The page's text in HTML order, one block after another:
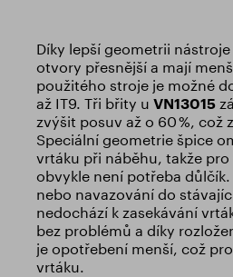
Díky lepší geometrii nástroje
otvory přesnější a mají
použitého stroje je možné
až IT9. Tři břity u VN13015
zvýšit posuv až o 60 %, což
Speciální geometrie špice
vrtáku při náběhu, takže
obvykle není potřeba
nebo navazování do
nedochází k zasekávání
bez problémů a díky
je opotřebení menší, což
vrtáku.